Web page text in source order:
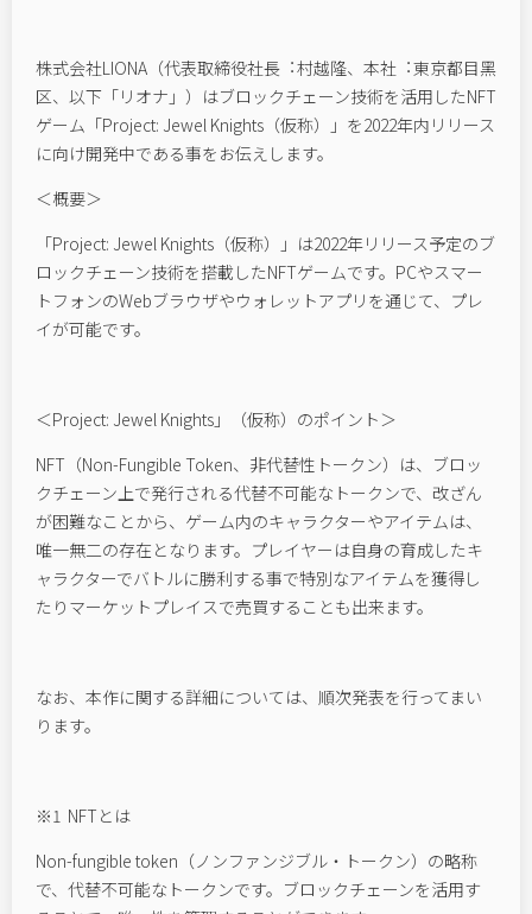
Recruit
Contact
株式会社LIONA（代表取締役社⻑︓村越隆、本社︓東京都⽬⿊
区、以下「リオナ」）はブロックチェーン技術を活用したNFT
ゲーム「Project: Jewel Knights（仮称）」を2022年内リリース
に向け開発中である事をお伝えします。
＜概要＞
「Project: Jewel Knights（仮称）」は2022年リリース予定のブ
ロックチェーン技術を搭載したNFTゲームです。PCやスマー
トフォンのWebブラウザやウォレットアプリを通じて、プレ
イが可能です。
＜Project: Jewel Knights」（仮称）のポイント＞
NFT（Non-Fungible Token、非代替性トークン）は、ブロッ
クチェーン上で発行される代替不可能なトークンで、改ざん
が困難なことから、ゲーム内のキャラクターやアイテムは、
唯一無二の存在となります。プレイヤーは自身の育成したキ
ャラクターでバトルに勝利する事で特別なアイテムを獲得し
たりマーケットプレイスで売買することも出来ます。
なお、本作に関する詳細については、順次発表を行ってまい
ります。
※1 NFTとは
Non-fungible token（ノンファンジブル・トークン）の略称
で、代替不可能なトークンです。ブロックチェーンを活用す